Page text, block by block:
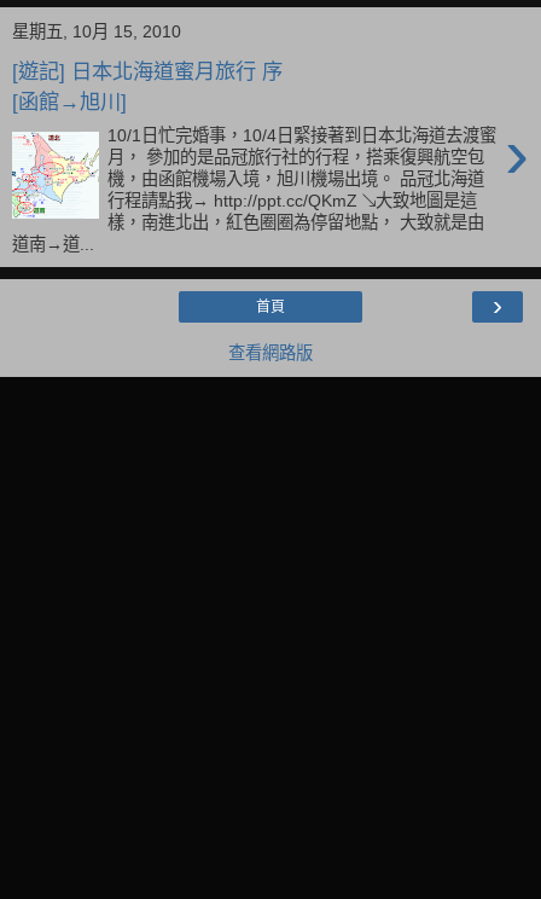
星期五, 10月 15, 2010
[遊記] 日本北海道蜜月旅行 序
[函館→旭川]
›
10/1日忙完婚事，10/4日緊接著到日本北海道去渡蜜
月， 參加的是品冠旅行社的行程，搭乘復興航空包
機，由函館機場入境，旭川機場出境。 品冠北海道
行程請點我→ http://ppt.cc/QKmZ ↘大致地圖是這
樣，南進北出，紅色圈圈為停留地點， 大致就是由
道南→道...
›
首頁
查看網路版